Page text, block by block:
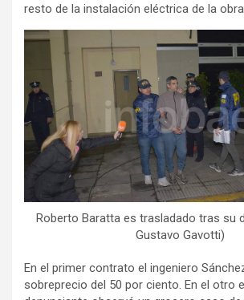
resto de la instalación eléctrica de la
Roberto Baratta es trasladado tras su
Gustavo Gavotti)
En el primer contrato el ingeniero
sobreprecio del 50 por ciento. En el otro